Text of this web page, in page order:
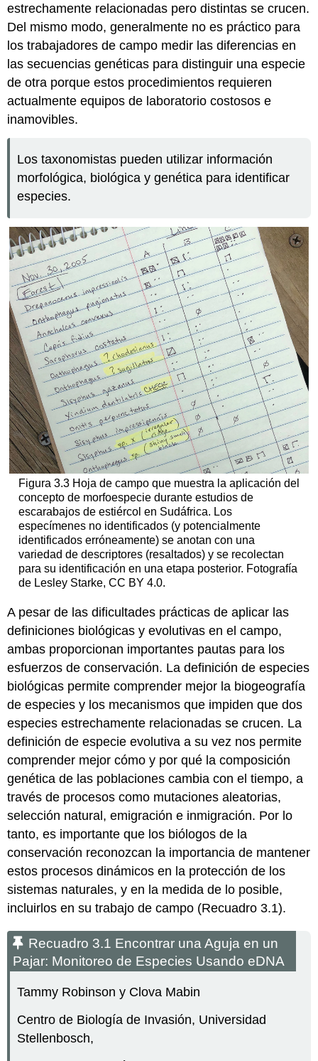
estrechamente relacionadas pero distintas se crucen.
Del mismo modo, generalmente no es práctico para
los trabajadores de campo medir las diferencias en
las secuencias genéticas para distinguir una especie
de otra porque estos procedimientos requieren
actualmente equipos de laboratorio costosos e
inamovibles.
Los taxonomistas pueden utilizar información
morfológica, biológica y genética para identificar
especies.
Figura 3.3 Hoja de campo que muestra la aplicación del
concepto de morfoespecie durante estudios de
escarabajos de estiércol en Sudáfrica. Los
especímenes no identificados (y potencialmente
identificados erróneamente) se anotan con una
variedad de descriptores (resaltados) y se recolectan
para su identificación en una etapa posterior. Fotografía
de Lesley Starke, CC BY 4.0.
A pesar de las dificultades prácticas de aplicar las
definiciones biológicas y evolutivas en el campo,
ambas proporcionan importantes pautas para los
esfuerzos de conservación. La definición de especies
biológicas permite comprender mejor la biogeografía
de especies y los mecanismos que impiden que dos
especies estrechamente relacionadas se crucen. La
definición de especie evolutiva a su vez nos permite
comprender mejor cómo y por qué la composición
genética de las poblaciones cambia con el tiempo, a
través de procesos como mutaciones aleatorias,
selección natural, emigración e inmigración. Por lo
tanto, es importante que los biólogos de la
conservación reconozcan la importancia de mantener
estos procesos dinámicos en la protección de los
sistemas naturales, y en la medida de lo posible,
incluirlos en su trabajo de campo (Recuadro 3.1).
Recuadro 3.1 Encontrar una Aguja en un
Pajar: Monitoreo de Especies Usando eDNA
Tammy Robinson y Clova Mabin
Centro de Biología de Invasión, Universidad
Stellenbosch,